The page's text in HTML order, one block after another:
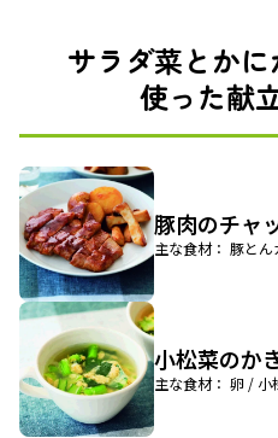
サラダ菜とか
使った献
豚肉のチャ
主な食材： 豚と
小松菜のか
主な食材： 卵 /